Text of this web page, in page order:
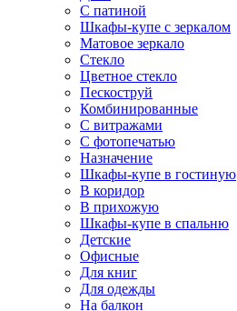
С патиной
Шкафы-купе с зеркалом
Матовое зеркало
Стекло
Цветное стекло
Пескоструй
Комбинированные
С витражами
С фотопечатью
Назначение
Шкафы-купе в гостиную
В коридор
В прихожую
Шкафы-купе в спальню
Детские
Офисные
Для книг
Для одежды
На балкон